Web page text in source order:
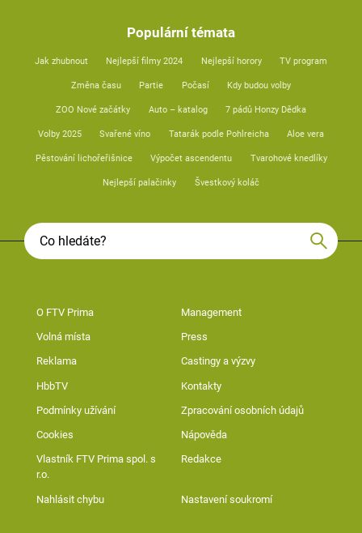
Populární témata
Jak zhubnout Nejlepší filmy 2024 Nejlepší horory TV program
Změna času Partie Počasí Kdy budou volby
ZOO Nové začátky Auto – katalog 7 pádů Honzy Dědka
Volby 2025 Svařené víno Tatarák podle Pohlreicha Aloe vera
Pěstování lichořeřišnice Výpočet ascendentu Tvarohové knedlíky
Nejlepší palačinky Švestkový koláč
O FTV Prima Management
Volná místa Press
Reklama Castingy a výzvy
HbbTV Kontakty
Podmínky užívání Zpracování osobních údajů
Cookies Nápověda
Vlastník FTV Prima spol. s
r.o.
Redakce
Nahlásit chybu Nastavení soukromí